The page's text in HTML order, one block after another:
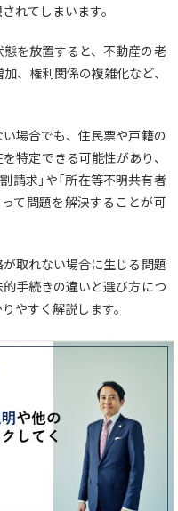
れてしまいます。
を放置すると、不動産の老
、権利関係の複雑化など、
場合でも、住民票や戸籍の
特定できる可能性があり、
請求」や「所在等不明共有者
て問題を解決することが可
取れない場合に生じる問題
手続きの違いと選び方につ
やすく解説します。